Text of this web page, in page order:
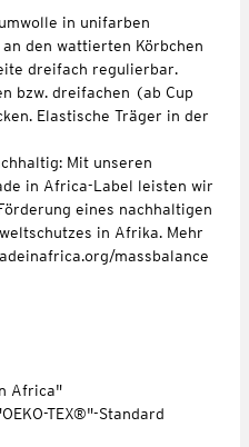
in unifarben
den wattierten Körbchen
dreifach regulierbar.
bzw. dreifachen (ab Cup
Elastische Träger in der
Mit unseren
in Africa-Label leisten wir
eines nachhaltigen
in Afrika. Mehr
massbalance
Africa"
TEX®"-Standard